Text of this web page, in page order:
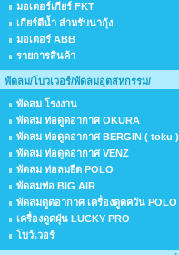
มอเตอร์เกียร์ FKT
เกียร์ตีน้ำ สำหรับนากุ้ง
มอเตอร์ ABB
รายการสินค้า
พัดลม/โบวเวอร์/พัดลมอุตสหกรรม/
พัดลม โรงงาน
พัดลม ท่อดูดอากาศ OKURA
พัดลม ท่อดูดอากาศ BERGIN ( toku )
พัดลม ท่อดูดอากาศ VENZ
พัดลม ท่อลมยืด POLO
พัดลมท่อ BIG AIR
พัดลมดูดอากาศ เครื่องดูดควัน POLO
เครื่องดูดฝุ่น LUCKY PRO
โบว์เวอร์